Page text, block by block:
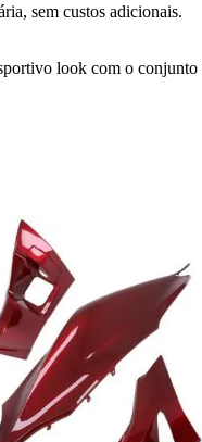
sem custos adicionais.
look com o